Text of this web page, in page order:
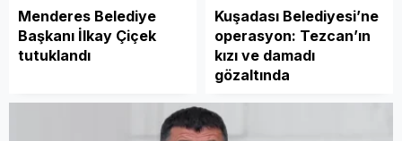
İzmir Körfezi'nin dünü,
bugünü ve yarını
berkan mahlıçlı
BİRAZ KÜL, BİRAZ
Menderes Belediye
Başkanı İlkay Çiçek
tutuklandı
Kuşadası Belediyesi’ne
operasyon: Tezcan’ın
kızı ve damadı
gözaltında